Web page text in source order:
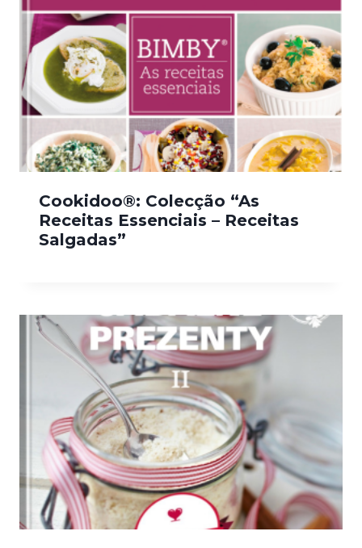
Cookidoo®: Colecção “As
Receitas Essenciais – Receitas
Salgadas”